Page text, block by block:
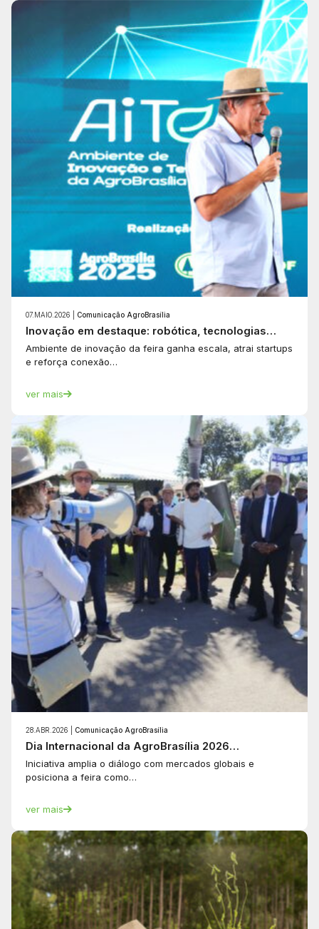
07.MAIO.2026 | Comunicação AgroBrasília
Inovação em destaque: robótica, tecnologias…
Ambiente de inovação da feira ganha escala, atrai startups
e reforça conexão…
ver mais
28.ABR.2026 | Comunicação AgroBrasília
Dia Internacional da AgroBrasília 2026…
Iniciativa amplia o diálogo com mercados globais e
posiciona a feira como…
ver mais